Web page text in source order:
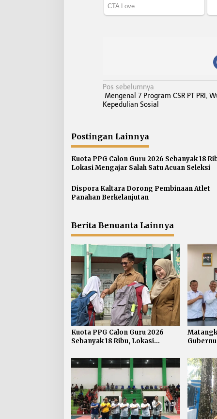
N
a
g
a
s
i
p
o
Pos sebelumnya
Mengenal 7 Program CSR PT PRI,
Kepedulian Sosial
Postingan Lainnya
Kuota PPG Calon Guru 2026 Sebanyak 18
Lokasi Mengajar Salah Satu Acuan Seleksi
Dispora Kaltara Dorong Pembinaan Atlet
Panahan Berkelanjutan
Berita Benuanta Lainnya
Kuota PPG Calon Guru 2026
Sebanyak 18 Ribu, Lokasi
Seleksi